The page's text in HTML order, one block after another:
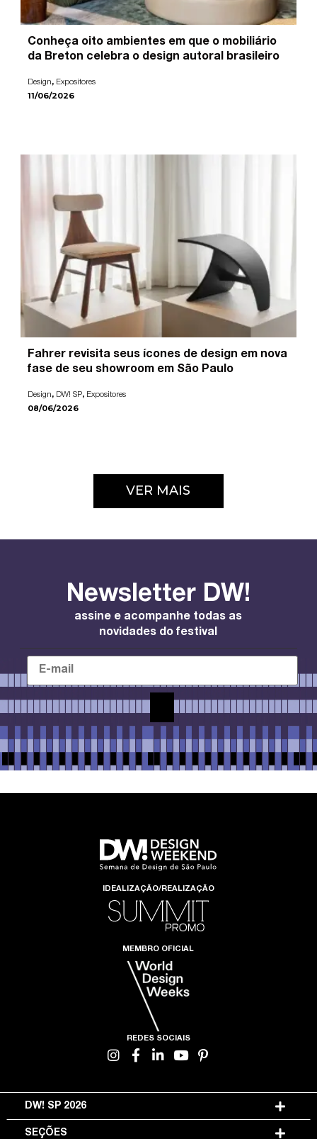
Conheça oito ambientes em que o mobiliário
da Breton celebra o design autoral brasileiro
Design, Expositores
11/06/2026
Fahrer revisita seus ícones de design em nova
fase de seu showroom em São Paulo
Design, DW! SP, Expositores
08/06/2026
VER MAIS
Newsletter DW!
assine e acompanhe todas as
novidades do festival
IDEALIZAÇÃO/REALIZAÇÃO
MEMBRO OFICIAL
REDES SOCIAIS
DW! SP 2026
SEÇÕES